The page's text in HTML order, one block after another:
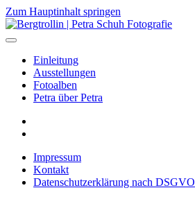
Zum Hauptinhalt springen
Einleitung
Ausstellungen
Fotoalben
Petra über Petra
Impressum
Kontakt
Datenschutzerklärung nach DSGVO